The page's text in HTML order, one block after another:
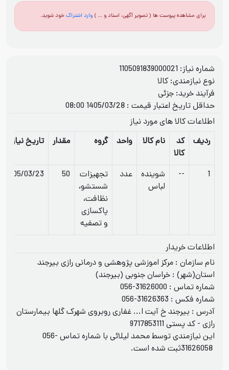
برای مشاهده پیوست ها ( تصویر آگهی، اسناد و ... ) وارد اشتراکخود شوید.
شماره نیاز: 1105091839000021
نوع نیازمندی: کالا
فرآيند خريد: جزئی
حداقل تاریخ اعتبار قیمت : 1405/03/28 08:00
اطلاعات کالا های مورد نیاز
ردیف
کد
کالا
نام کالا واحد گروه مقدار تاریخ نیاز
1
--
شوینده
لباس
عدد
تجهیزات
شستشو،
نظافت،
پاکسازی
و تصفیه
50
1405/03/23
اطلاعات خریدار
نام سازمان : مرکز اموزشی پژوهشی و درمانی رازی بیرجند
استان(شهر) : خراسان جنوبی (بیرجند)
شماره تماس : 056-31626000
شماره فکس : 056-31626363
آدرس : بیرجند خ آیت ا... غفاری روبروی شهرک گلها بیمارستان
رازی - کد پستی 9717853111
این نیازمندی توسط محمد لیلائی با شماره تماس 056-
31626058ثبت شده است.